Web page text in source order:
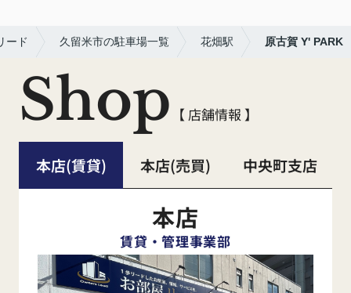
ード 久留米市の駐車場一覧 花畑駅 原古賀 Y' PARK
Shop 【 店舗情報 】
本店(賃貸) 本店(売買) 中央町支店
本店
賃貸・管理事業部